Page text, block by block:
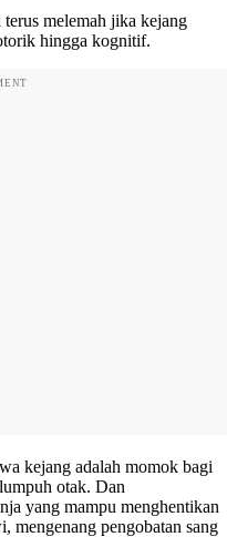
melemah jika kejang
hingga kognitif.
kejang adalah momok bagi
otak. Dan
yang mampu menghentikan
mengenang pengobatan sang